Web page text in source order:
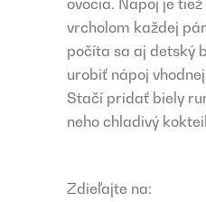
ovocia. Nápoj je
vrcholom každej
počíta sa aj detský
urobiť nápoj
Stačí pridať biely
neho chladivý
Zdieľajte na: